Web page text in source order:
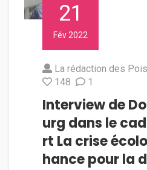
21
Fév 2022
La rédaction des
148
1
Interview de
urg dans le
rt La crise
hance pour la